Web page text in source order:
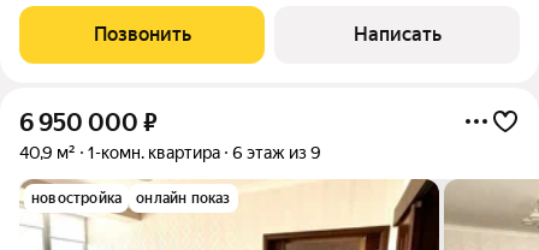
вложений. Продаётся без
Позвонить Написать
6 950 000 ₽
40,9 м² 1-комн. квартира 6 этаж из 9
новостройка онлайн показ